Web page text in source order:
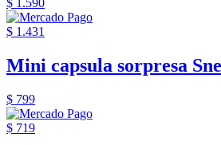
$ 1.590
$ 1.431
Mini capsula sorpresa
$ 799
$ 719